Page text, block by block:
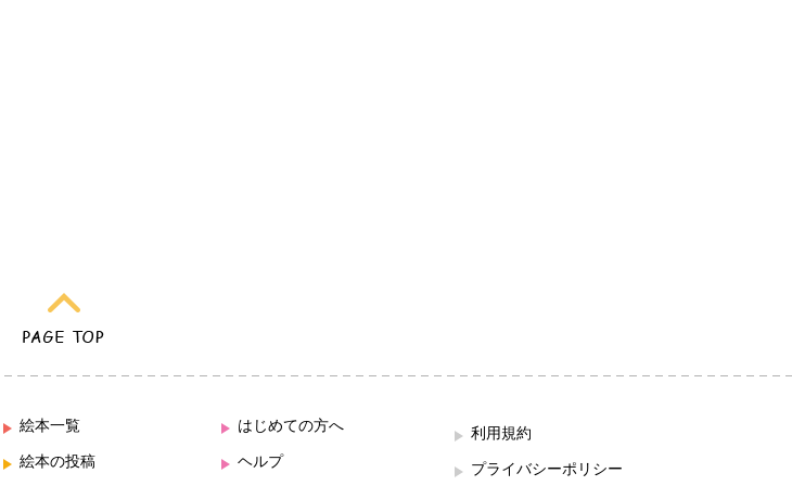
絵本一覧
絵本の投稿
はじめての方へ
ヘルプ
利用規約
プライバシーポリシー